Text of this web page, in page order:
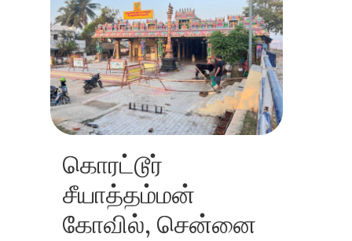
கொரட்டூர்
சீயாத்தம்மன்
கோவில், சென்னை